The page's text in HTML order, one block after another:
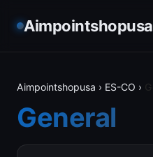
Aimpointshopusa
Aimpointshopusa › ES-CO ›
General